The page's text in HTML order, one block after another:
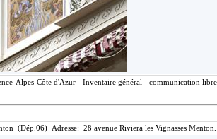
Alpes-Côte d'Azur - Inventaire général - communication
(Dép.06) Adresse: 28 avenue Riviera les Vignasses